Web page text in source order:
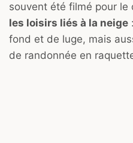
souvent été filmé pour le
les loisirs liés à la neige
fond et de luge, mais
de randonnée en